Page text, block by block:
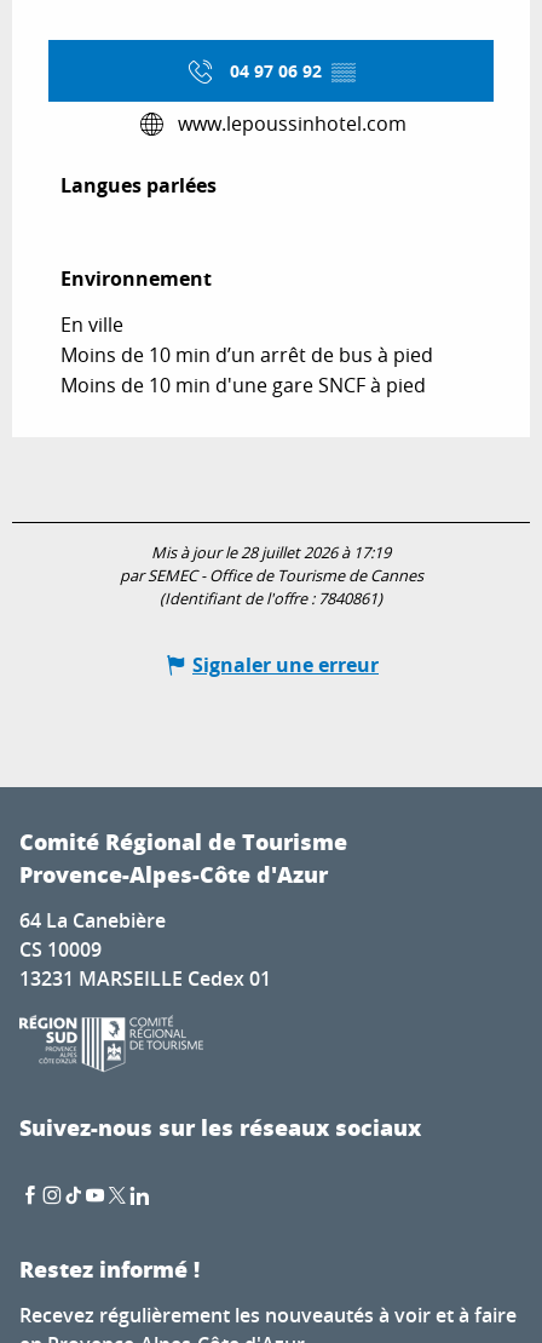
04 97 06 92 ▒▒
www.lepoussinhotel.com
Langues parlées
Langues parlées
Environnement
Environnement
En ville
Moins de 10 min d’un arrêt de bus à pied
Moins de 10 min d'une gare SNCF à pied
Mis à jour le 28 juillet 2026 à 17:19
par SEMEC - Office de Tourisme de Cannes
(Identifiant de l'offre : 7840861)
Signaler une erreur
Comité Régional de Tourisme
Provence-Alpes-Côte d'Azur
64 La Canebière
CS 10009
13231 MARSEILLE Cedex 01
Suivez-nous sur les réseaux sociaux
Restez informé !
Recevez régulièrement les nouveautés à voir et à faire